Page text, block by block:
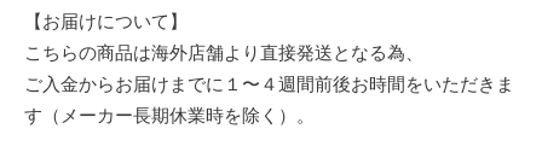
【お届けについて】
こちらの商品は海外店舗より直接発送となる為、
ご入金からお届けまでに１〜４週間前後お時間をいただきま
す（メーカー長期休業時を除く）。